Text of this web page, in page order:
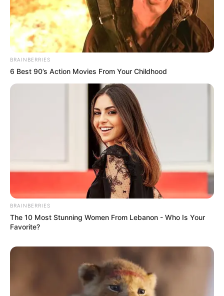
BRAINBERRIES
6 Best 90’s Action Movies From Your Childhood
BRAINBERRIES
The 10 Most Stunning Women From Lebanon - Who Is Your
Favorite?